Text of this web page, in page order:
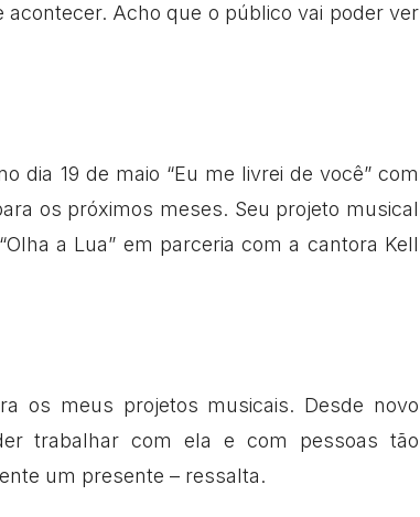
Acho que o público vai poder ver
dia 19 de maio “Eu me livrei de você” com
os próximos meses. Seu projeto musical
a Lua” em parceria com a cantora Kell
os meus projetos musicais. Desde novo
trabalhar com ela e com pessoas tão
um presente – ressalta.